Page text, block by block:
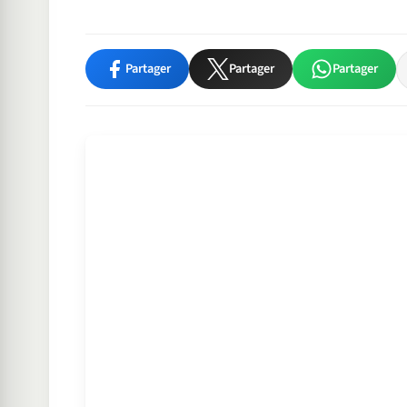
Partager Partager Partager